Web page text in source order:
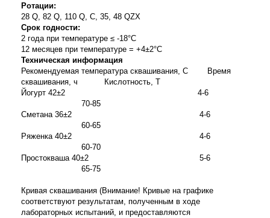
Ротации:
28 Q, 82 Q, 110 Q, C, 35, 48 QZX
Срок годности:
2 года при температуре ≤ -18°С
12 месяцев при температуре = +4±2°С
Техническая информация
Рекомендуемая температура сквашивания, С Время
сквашивания, ч Кислотность, Т
Йогурт 42±2 4-6
70-85
Сметана 36±2 4-6
60-65
Ряженка 40±2 4-6
60-70
Простокваша 40±2 5-6
65-75
Кривая сквашивания (Внимание! Кривые на графике
соответствуют результатам, полученным в ходе
лабораторных испытаний, и предоставляются